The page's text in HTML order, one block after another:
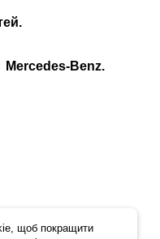
Benz.
щоб покращити